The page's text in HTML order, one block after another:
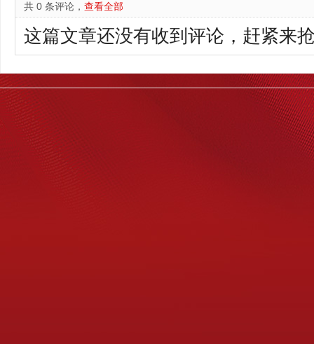
共 0 条评论， 查看全部
这篇文章还没有收到评论，赶紧来